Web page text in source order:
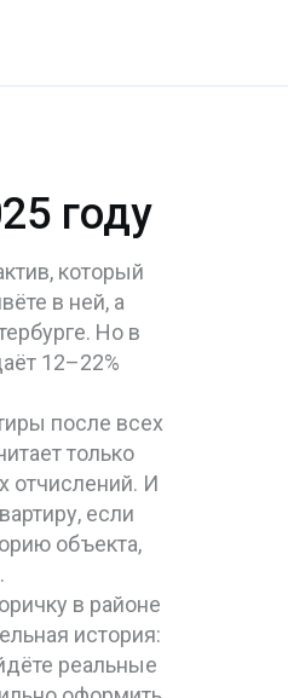
году
который
в ней, а
Но в
12–22%
после всех
только
отчислений. И
если
объекта,
в районе
история:
реальные